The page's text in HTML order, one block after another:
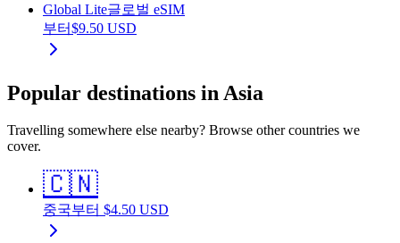
Global Lite글로벌 eSIM
부터$9.50 USD
Popular destinations in Asia
Travelling somewhere else nearby? Browse other countries we
cover.
🇨🇳
중국부터 $4.50 USD